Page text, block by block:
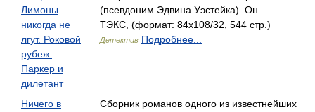
Лимоны
никогда не
лгут. Роковой
рубеж.
Паркер и
дилетант
(псевдоним Эдвина Уэстейка). Он… —
ТЭКС, (формат: 84x108/32, 544 стр.)
Детектив Подробнее...
Ничего в
Сборник романов одного из известнейших